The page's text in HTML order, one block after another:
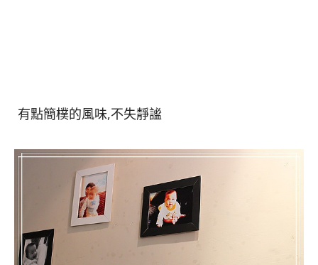
有點簡樸的風味,不失靜謐